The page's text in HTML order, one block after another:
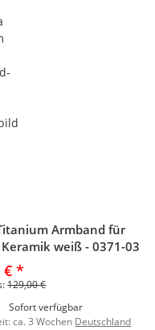
Armband für
weiß - 0371-03
€*
129,00 €
Sofort verfügbar
ca. 3 Wochen Deutschland